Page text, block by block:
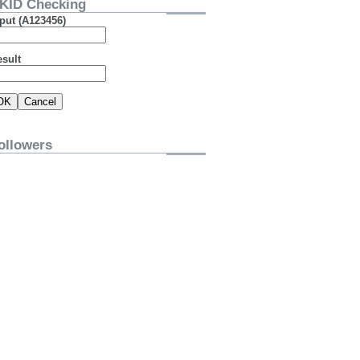
Checking
(A123456)